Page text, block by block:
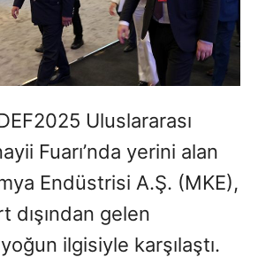
Uluslararası
Fuarı’nda yerini alan
Endüstrisi A.Ş. (MKE),
dışından gelen
ilgisiyle karşılaştı.